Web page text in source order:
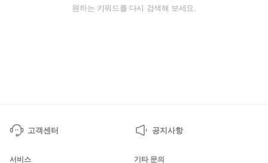
원하는 키워드를 다시 검색해 보세요.
고객센터 공지사항
서비스 기타 문의